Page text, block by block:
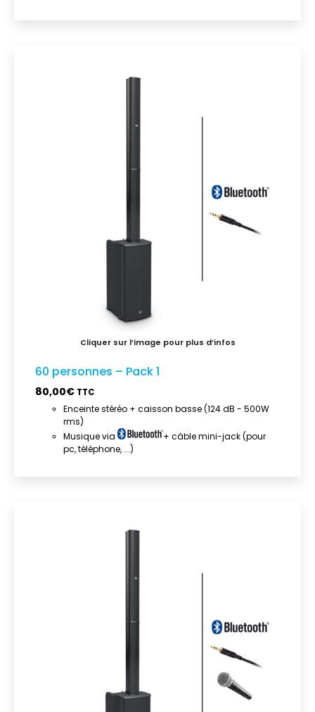
60 personnes – Pack 1
80,00€ TTC
Enceinte stéréo + caisson basse (124 dB - 500W
rms)
Musique via
+ câble mini-jack (pour
pc, téléphone, ...)